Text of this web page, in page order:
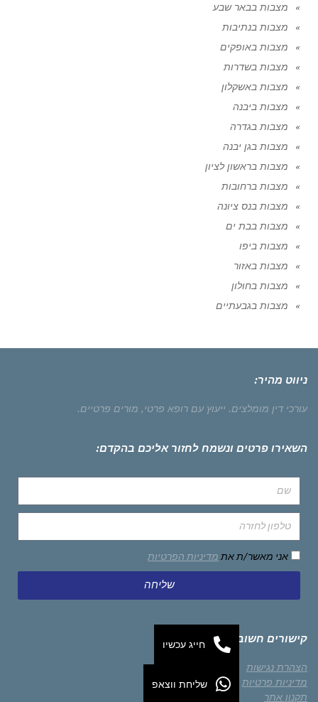
מצבות בבאר שבע
מצבות בנתיבות
מצבות באופקים
מצבות בשדרות
מצבות באשקלון
מצבות ביבנה
מצבות בגדרה
מצבות בגן יבנה
מצבות בראשון לציון
מצבות ברחובות
מצבות בנס ציונה
מצבות בבת ים
מצבות ביפו
מצבות באזור
מצבות בחולון
מצבות בגבעתיים
ניווט מהיר:
עורכי דין מומלצים. ייעוץ עם רופא פרטי, מורים פרטיים.
השאירו פרטים ונשמח לחזור אליכם בהקדם:
אני מאשר/ת את מדיניות הפרטיות
שליחה
קישורים חשובים
הצהרת נגישות
מדיניות פרטיות
תקנון אתר
חייג עכשיו
שליחת ווצאפ